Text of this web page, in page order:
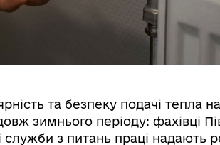
та безпеку подачі тепла
зимнього періоду: фахівці
з питань праці надають